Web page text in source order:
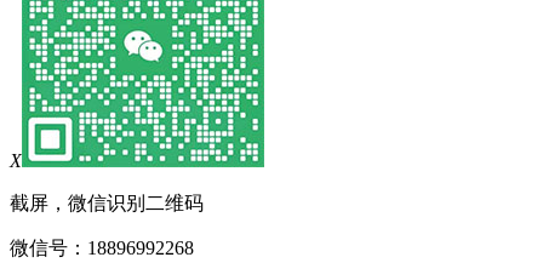
X
截屏，微信识别二维码
微信号： 18896992268